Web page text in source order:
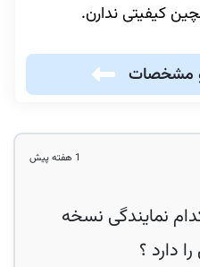
کیفیتی ندارن.
مشخصات
1 هفته پیش
نمایندگی نسخه
دارد ؟